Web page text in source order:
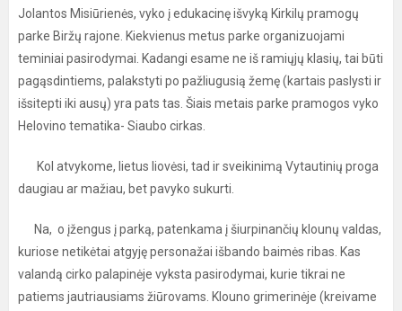
Jolantos Misiūrienės, vyko į edukacinę išvyką Kirkilų pramogų
parke Biržų rajone. Kiekvienus metus parke organizuojami
teminiai pasirodymai. Kadangi esame ne iš ramiųjų klasių, tai būti
pagąsdintiems, palakstyti po pažliugusią žemę (kartais paslysti ir
išsitepti iki ausų) yra pats tas. Šiais metais parke pramogos vyko
Helovino tematika- Siaubo cirkas.
Kol atvykome, lietus liovėsi, tad ir sveikinimą Vytautinių proga
daugiau ar mažiau, bet pavyko sukurti.
Na, o įžengus į parką, patenkama į šiurpinančių klounų valdas,
kuriose netikėtai atgyję personažai išbando baimės ribas. Kas
valandą cirko palapinėje vyksta pasirodymai, kurie tikrai ne
patiems jautriausiams žiūrovams. Klouno grimerinėje (kreivame